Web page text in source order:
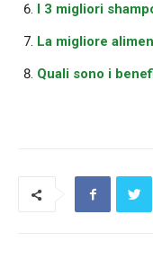
I 3 migliori
La migliore
Quali sono i